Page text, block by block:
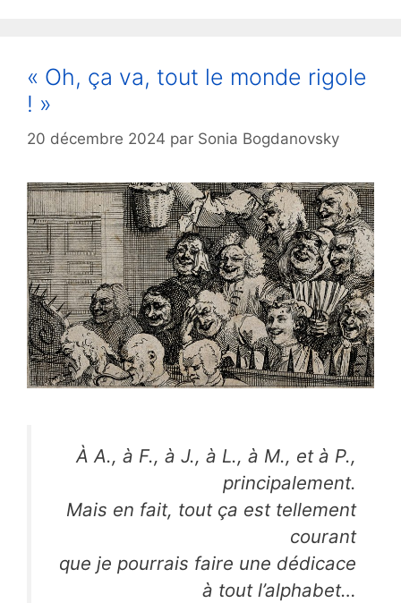
« Oh, ça va, tout le monde rigole
! »
20 décembre 2024 par Sonia Bogdanovsky
À A., à F., à J., à L., à M., et à P.,
principalement.
Mais en fait, tout ça est tellement
courant
que je pourrais faire une dédicace
à tout l’alphabet…